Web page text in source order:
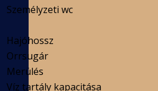
Személyzeti wc
Hajóhossz
Orrsugár
Merülés
Víz tartály kapacitása